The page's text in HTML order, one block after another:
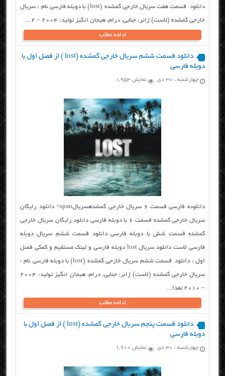
دانلود قسمت هفت سریال خارجی گمشده (lost) با دوبله فارسی نام : سریال
خارجی گمشده (لاست) ژانر: جنایی، درام، هیجان انگیز تولید: ۲۰۰۴ – 2...
ادامه مطلب
دانلود قسمت ششم سریال خارجی گمشده (lost ) از فصل اول با
دوبله فارسی
چهارشنبه ، ۳۰ دی نمایش 1,953
دانلوده فارسی قسمت ۶ سریال خارجی گمشدهسریالspan> دانلود رایگان
سریال خارجی گمشده قسمت ۶ با دوبله فارسی دانلود رایگان سریال خارجی
گمشده قسمت شش با دوبله فارسی دانلود قسمت ششم سریال دوبله
فارسی لاست دانلود سریال lost دوبله فارسی و لینک مستقیم و کمکی فصل
اول : دانلود قسمت ششم سریال خارجی گمشده (lost) با دوبله فارسی نام :
سریال خارجی گمشده (لاست) ژانر: جنایی، درام، هیجان انگیز تولید: ۲۰۰۴
– 2010 تعدا...
ادامه مطلب
دانلود قسمت پنجم سریال خارجی گمشده (lost ) از فصل اول با
دوبله فارسی
چهارشنبه ، ۳۰ دی نمایش 1,900